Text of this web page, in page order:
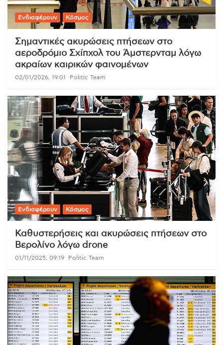
Ενδιαφέρουν Κόσμος
Σημαντικές ακυρώσεις πτήσεων στο
αεροδρόμιο Σχίπχολ του Άμστερνταμ λόγω
ακραίων καιρικών φαινομένων
02/01/2026, 19:01 Politic Team
Ενδιαφέρουν Κόσμος
Καθυστερήσεις και ακυρώσεις πτήσεων στο
Βερολίνο λόγω drone
01/11/2025, 09:19 Politic Team